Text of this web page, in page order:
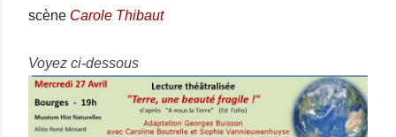
scène Carole Thibaut
Voyez ci-dessous